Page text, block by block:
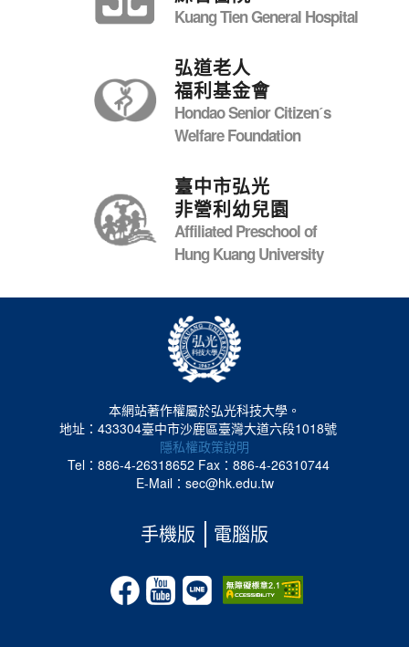
Kuang Tien General Hospital
弘道老人
福利基金會
Hondao Senior Citizenˊs
Welfare Foundation
臺中市弘光
非營利幼兒園
Affiliated Preschool of
Hung Kuang University
本網站著作權屬於弘光科技大學。
地址：433304臺中市沙鹿區臺灣大道六段1018號
隱私權政策說明
Tel：886-4-26318652 Fax：886-4-26310744
E-Mail：sec@hk.edu.tw
手機版 電腦版